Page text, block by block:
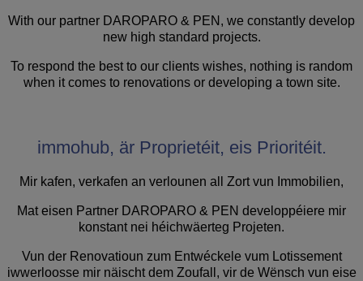
With our partner DAROPARO & PEN, we constantly develop
new high standard projects.
To respond the best to our clients wishes, nothing is random
when it comes to renovations or developing a town site.
immohub, är Proprietéit, eis Prioritéit.
Mir kafen, verkafen an verlounen all Zort vun Immobilien,
Mat eisen Partner DAROPARO & PEN developpéiere mir
konstant nei héichwäerteg Projeten.
Vun der Renovatioun zum Entwéckele vum Lotissement
iwwerloosse mir näischt dem Zoufall, vir de Wënsch vun eise